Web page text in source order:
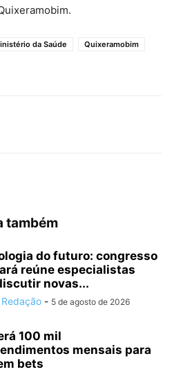
da Saúde
Quixeramobim
também
do futuro: congresso
reúne especialistas
novas...
Redação - 5 de agosto de 2026
100 mil
mensais para
bets